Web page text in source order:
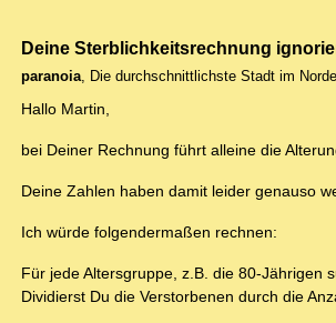
Deine Sterblichkeitsrechnung
paranoia, Die durchschnittlichste Stadt im
Hallo Martin,
bei Deiner Rechnung führt alleine die
Deine Zahlen haben damit leider genauso
Ich würde folgendermaßen rechnen:
Für jede Altersgruppe, z.B. die 80-Jährigen
Dividierst Du die Verstorbenen durch die